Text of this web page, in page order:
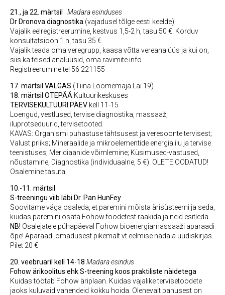
21., ja 22. märtsil
Madara esinduses
Dr Dronova diagnostika (vajadusel tõlge eesti keelde)
Vajalik eelregistreerumine, kestvus 1,5-2 h, tasu 50 €. Korduv
konsultatsioon 1 h, tasu 35 €.
Vajalik teada oma veregrupp, kaasa võtta vereanalüüs ja kui on,
siis ka teised analüüsid, oma ravimite info.
Registreerumine tel 56 221155
17. märtsil VALGAS (Tiina Loomemaja Lai 19)
18. märtsil OTEPÄÄ Kultuurikeskuses
TERVISEKULTUURI PÄEV kell 11-15
Loengud, vestlused, tervise diagnostika, massaaž,
iluprotseduurid, tervisetooted.
KAVAS: Organismi puhastuse tähtsusest ja veresoonte tervisest;
Valust priiks; Mineraalide ja mikroelementide energia ilu ja tervise
teenistuses; Meridiaanide võimlemine; Küsimused-vastused,
nõustamine, Diagnostika (individuaalne, 5 €). OLETE OODATUD!
Osalemine tasuta
10.-11. märtsil
S-treeningu viib läbi Dr. Pan HunFey
Soovitame väga osaleda, et paremini mõista ärisüsteemi ja seda,
kuidas paremini osata Fohow toodetest rääkida ja neid esitleda.
NB! Osalejatele pühapäeval Fohow bioenergiamassaaži aparaadi
õpe! Aparaadi omadusest pikemalt vt eelmise nädala uudiskirjas.
Pilet 20 €
20. veebruaril kell 14-18 Madara esindus
Fohow ärikoolitus ehk S-treening koos praktiliste näidetega
Kuidas töötab Fohow äriplaan. Kuidas vajalike tervisetoodete
jaoks kuluvaid vahendeid kokku hoida. Olenevalt panusest on